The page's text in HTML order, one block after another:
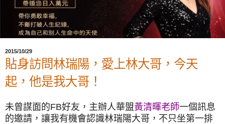
2015/10/29
貼身訪問林瑞陽，愛上林大哥，今天
起，他是我大哥！
未曾謀面的FB好友，主辦人華盟黃清暉老師一個訊息
的邀請，讓我有機會認識林瑞陽大哥，不只坐第一排